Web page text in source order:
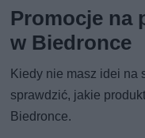
Promocje na
w Biedronce
Kiedy nie masz idei na
sprawdzić, jakie
Biedronce.